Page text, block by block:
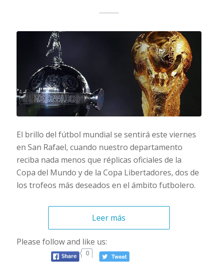
El brillo del fútbol mundial se sentirá este viernes
en San Rafael, cuando nuestro departamento
reciba nada menos que réplicas oficiales de la
Copa del Mundo y de la Copa Libertadores, dos de
los trofeos más deseados en el ámbito futbolero.
Leer más
Please follow and like us:
0